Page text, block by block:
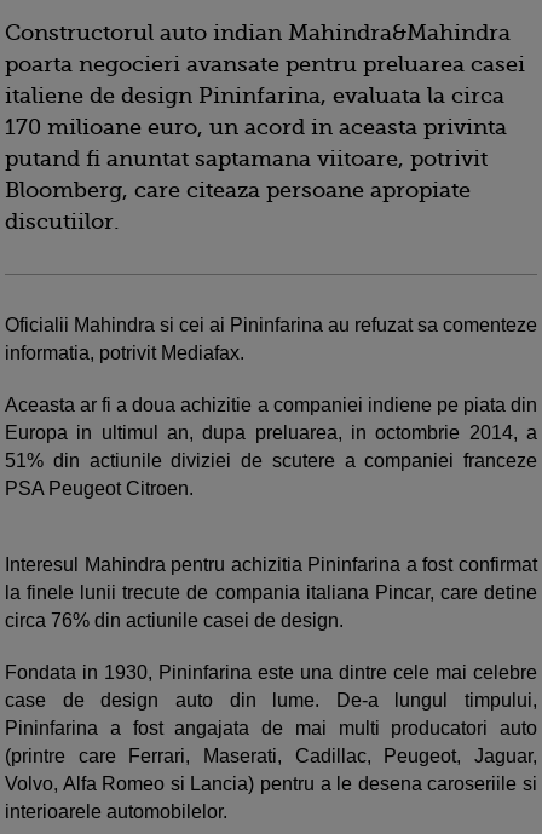
Constructorul auto indian Mahindra&Mahindra
poarta negocieri avansate pentru preluarea casei
italiene de design Pininfarina, evaluata la circa
170 milioane euro, un acord in aceasta privinta
putand fi anuntat saptamana viitoare, potrivit
Bloomberg, care citeaza persoane apropiate
discutiilor.
Oficialii Mahindra si cei ai Pininfarina au refuzat sa comenteze
informatia, potrivit Mediafax.
Aceasta ar fi a doua achizitie a companiei indiene pe piata din
Europa in ultimul an, dupa preluarea, in octombrie 2014, a
51% din actiunile diviziei de scutere a companiei franceze
PSA Peugeot Citroen.
Interesul Mahindra pentru achizitia Pininfarina a fost confirmat
la finele lunii trecute de compania italiana Pincar, care detine
circa 76% din actiunile casei de design.
Fondata in 1930, Pininfarina este una dintre cele mai celebre
case de design auto din lume. De-a lungul timpului,
Pininfarina a fost angajata de mai multi producatori auto
(printre care Ferrari, Maserati, Cadillac, Peugeot, Jaguar,
Volvo, Alfa Romeo si Lancia) pentru a le desena caroseriile si
interioarele automobilelor.